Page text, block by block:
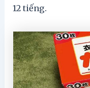
12 tiếng.